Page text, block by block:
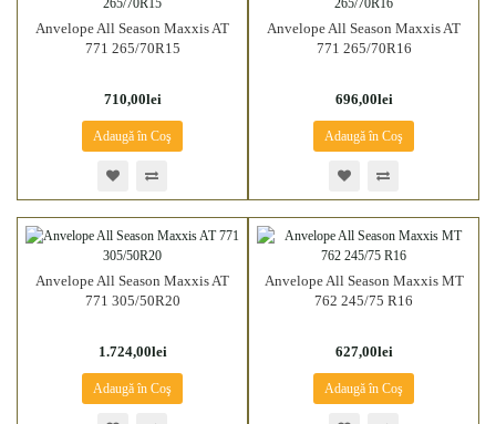
Anvelope All Season Maxxis AT
771 265/70R15
710,00lei
Adaugă în Coş
Anvelope All Season Maxxis AT
771 265/70R16
696,00lei
Adaugă în Coş
Anvelope All Season Maxxis AT
771 305/50R20
1.724,00lei
Adaugă în Coş
Anvelope All Season Maxxis MT
762 245/75 R16
627,00lei
Adaugă în Coş